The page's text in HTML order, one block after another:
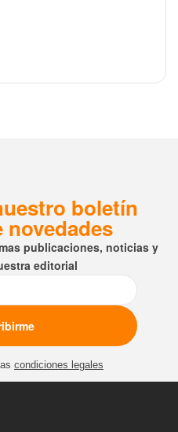
boletín
novedades
publicaciones, noticias y
editorial
condiciones legales